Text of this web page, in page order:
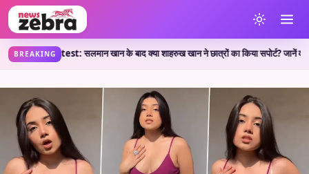
BREAKING
खान के बाद क्या शाहरुख खान ने छात्रों का किया सपोर्ट? जानें वायरल पोस्ट की सच्चाई•🔥